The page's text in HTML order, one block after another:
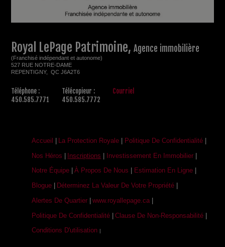
Royal LePage Patrimoine,Agence immobilière
(Franchisé indépendant et autonome)
527 RUE NOTRE-DAME
REPENTIGNY, QC J6A2T6
Téléphone :
450.585.7771
Télécopieur :
450.585.7772
Courriel
Accueil La Protection Royale Politique De Confidentialité
Nos Héros | Inscriptions | Investissement En Immobilier |
Notre Équipe
À Propos De Nous Estimation En Ligne
Blogue
Déterminez La Valeur De Votre Propriété
Alertes De Quartier
www.royallepage.ca
Politique De Confidentialité | Clause De Non-Responsabilité |
Conditions D'utilisation